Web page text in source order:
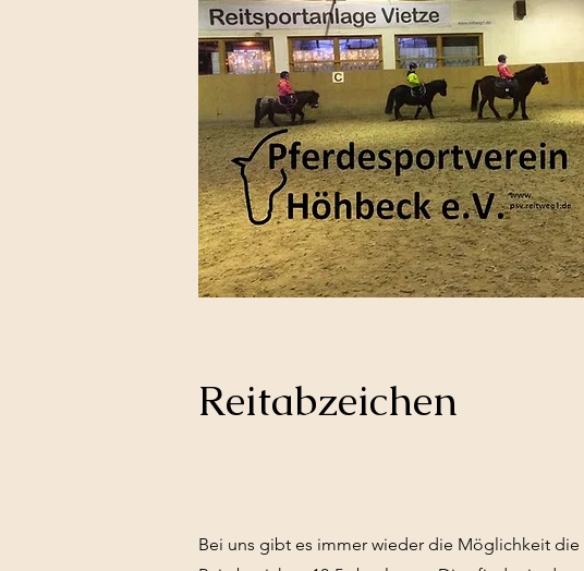
Reitabzeichen
Bei uns gibt es immer wieder die Möglichkeit die